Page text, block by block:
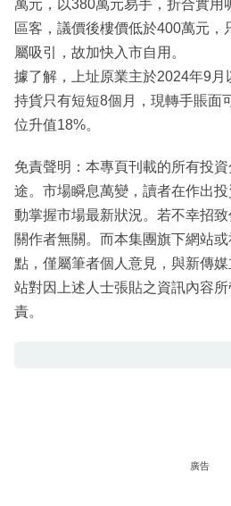
萬元，以380萬元易手，折合實用
區客，議價後樓價低於400萬元，
屬吸引，故加快入市自用。
據了解，上址原業主於2024年9月
持貨只有短短8個月，現轉手賬面
位升值18%。
免責聲明：本專頁刊載的所有投
途。市場瞬息萬變，讀者在作出
動掌握市場最新狀況。若不幸招
關作者無關。而本集團旗下網站
點，僅屬筆者個人意見，與新傳
站對因上述人士張貼之資訊內容
責。
廣告